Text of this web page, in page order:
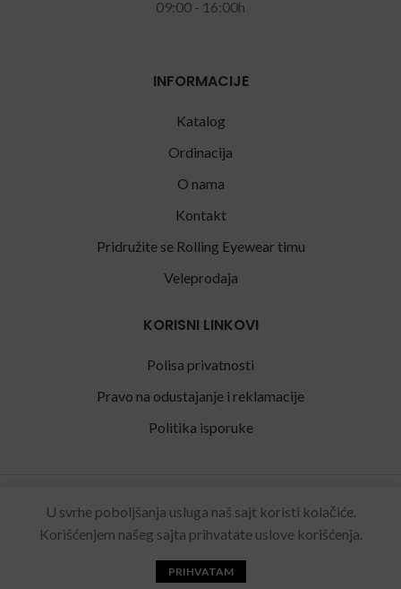
09:00 - 16:00h
INFORMACIJE
Katalog
Ordinacija
O nama
Kontakt
Pridružite se Rolling Eyewear timu
Veleprodaja
KORISNI LINKOVI
Polisa privatnosti
Pravo na odustajanje i reklamacije
Politika isporuke
2022 Sva prava zadržana. Made by
Acebears
U svrhe poboljšanja usluga naš sajt koristi kolačiće.
Korišćenjem našeg sajta prihvatate uslove korišćenja.
PRIHVATAM